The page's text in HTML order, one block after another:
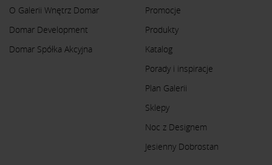
O Galerii Wnętrz Domar
Domar Development
Domar Spółka Akcyjna
Promocje
Produkty
Katalog
Porady i inspiracje
Plan Galerii
Sklepy
Noc z Designem
Jesienny Dobrostan